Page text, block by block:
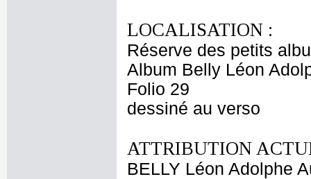
LOCALISATION :
Réserve des petits
Album Belly Léon
Folio 29
dessiné au verso
ATTRIBUTION
BELLY Léon Adolphe